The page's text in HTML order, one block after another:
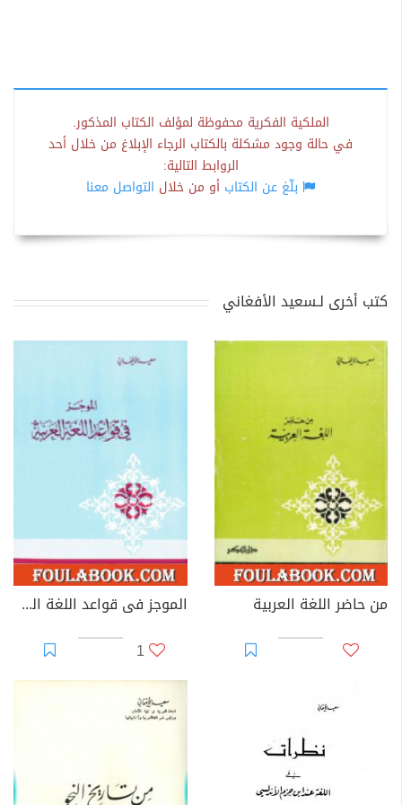
الملكية الفكرية محفوظة لمؤلف الكتاب المذكور.
في حالة وجود مشكلة بالكتاب الرجاء الإبلاغ من خلال أحد
الروابط التالية:
بلّغ عن الكتاب أو من خلال التواصل معنا
كتب أخرى لـسعيد الأفغاني
من حاضر اللغة العربية
الموجز فى قواعد اللغة العربية
1